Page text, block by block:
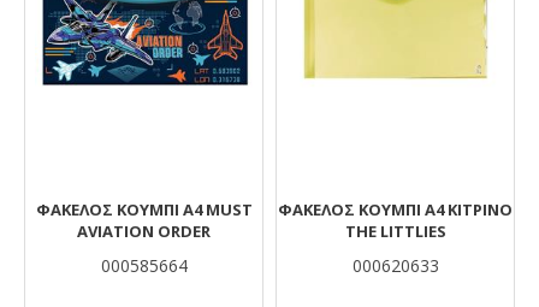
ΦΆΚΕΛΟΣ ΚΟΥΜΠΊ Α4 MUST
AVIATION ORDER
000585664
ΦΆΚΕΛΟΣ ΚΟΥΜΠΊ Α4 KΊΤΡΙΝΟ
THE LITTLIES
000620633